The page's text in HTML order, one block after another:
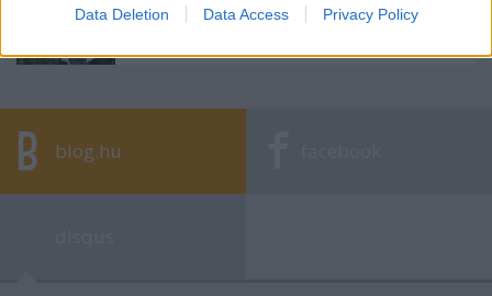
Data Deletion Data Access Privacy Policy
labancok?
blog.hu